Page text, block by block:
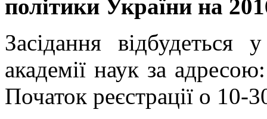
політики України на
Засідання відбудеться
академії наук за
Початок реєстрації о 10-